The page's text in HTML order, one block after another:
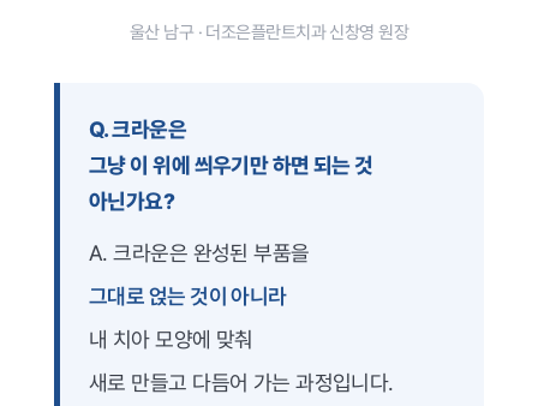
보철치료
턱관절
턱관절 질환
전후사진
커뮤니티
공지사항
자주 묻는 질문
울산 남구 · 더조은플란트치과 신창영 원장
Q. 크라운은
그냥 이 위에 씌우기만 하면 되는 것
아닌가요?
A. 크라운은 완성된 부품을
그대로 얹는 것이 아니라
내 치아 모양에 맞춰
새로 만들고 다듬어 가는 과정입니다.